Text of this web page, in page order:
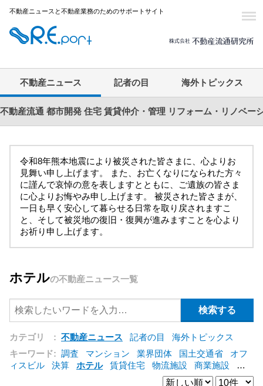
不動産ニュースと不動産業務のためのサポートサイト
不動産ニュース 記者の目 海外トピックス
不動産流通 都市開発 住宅 賃貸仲介・管理 リフォーム・リノベー
令和8年熊本地震により被災された皆さまに、心よりお
見舞い申し上げます。 また、お亡くなりになられた方々
に謹んで哀悼の意を表しますとともに、ご遺族の皆さま
に心よりお悔やみ申し上げます。 被災された皆さまが、
一日も早く安心して暮らせる日常を取り戻されますこ
と、そして被災地の復旧・復興が進みますことを心より
お祈り申し上げます。
ホテルの不動産ニュース一覧
カテゴリ : 不動産ニュース 記者の目
海外トピックス
キーワード: 調査 マンション 業界団体 国土交通省
オフ
ィスビル
決算 ホテル 賃貸住宅 物流施設 商業施設
海
東急不動産 賃料
ア